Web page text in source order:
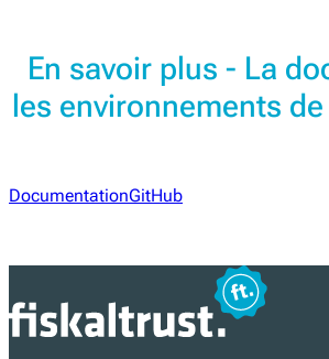
En savoir plus - La
les environnements
DocumentationGitHub